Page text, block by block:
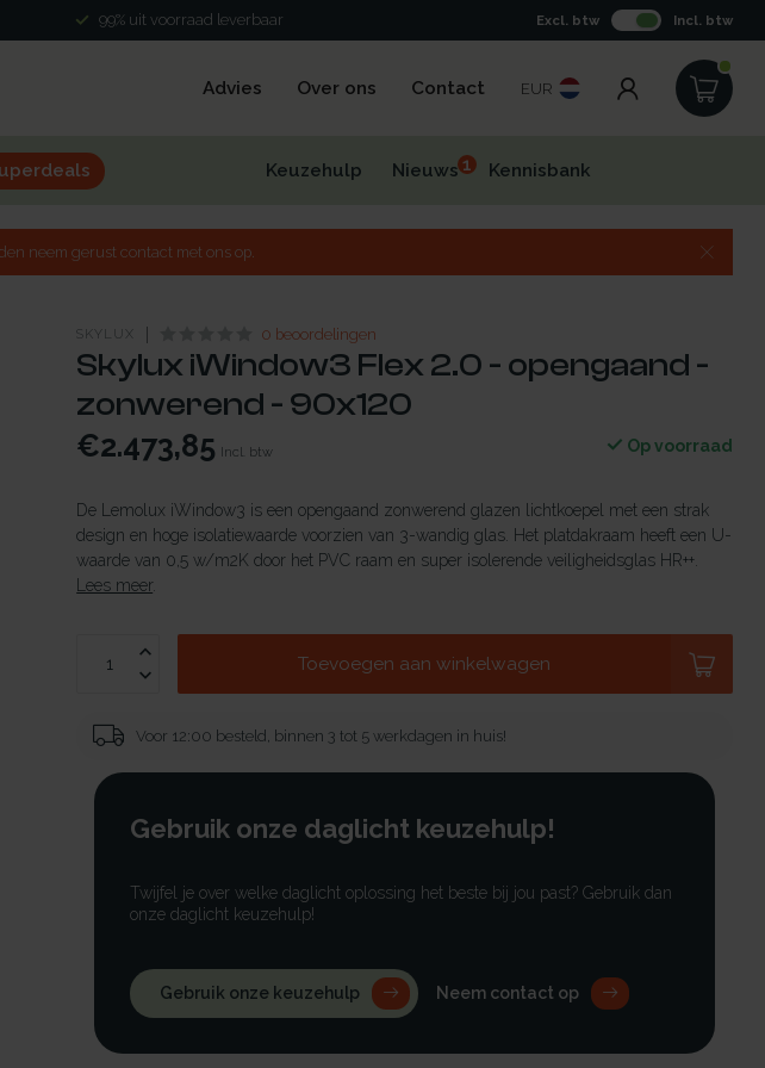
99% uit voorraad leverbaar Excl. btw Incl. btw
Advies Over ons Contact EUR
Keuzehulp Nieuws1 Kennisbank
neem gerust contact met ons op.
SKYLUX 0 beoordelingen
Skylux iWindow3 Flex 2.0 - opengaand -
zonwerend - 90x120
€2.473,85 Incl. btw Op voorraad
De Lemolux iWindow3 is een opengaand zonwerend glazen lichtkoepel met een strak
design en hoge isolatiewaarde voorzien van 3-wandig glas. Het platdakraam heeft een U-
waarde van 0,5 w/m2K door het PVC raam en super isolerende veiligheidsglas HR++.
Lees meer.
Toevoegen aan winkelwagen
Voor 12:00 besteld, binnen 3 tot 5 werkdagen in huis!
Gebruik onze daglicht keuzehulp!
Twijfel je over welke daglicht oplossing het beste bij jou past? Gebruik dan
onze daglicht keuzehulp!
Gebruik onze keuzehulp Neem contact op